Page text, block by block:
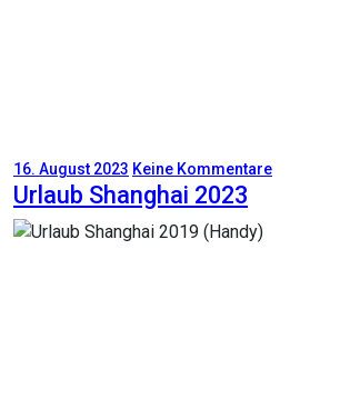
16. August 2023 Keine Kommentare
Urlaub Shanghai 2023